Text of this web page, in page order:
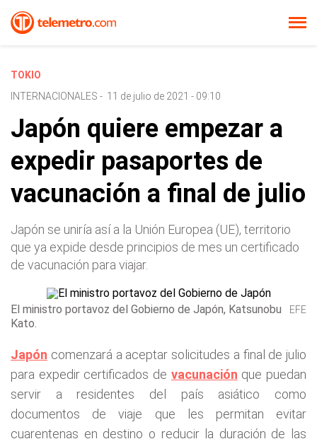
TOKIO
INTERNACIONALES - 11 de julio de 2021 - 09:10
Japón quiere empezar a
expedir pasaportes de
vacunación a final de julio
Japón se uniría así a la Unión Europea (UE), territorio
que ya expide desde principios de mes un certificado
de vacunación para viajar.
El ministro portavoz del Gobierno de Japón, Katsunobu
Kato.
EFE
Japón comenzará a aceptar solicitudes a final de julio
para expedir certificados de vacunación que puedan
servir a residentes del país asiático como
documentos de viaje que les permitan evitar
cuarentenas en destino o reducir la duración de las